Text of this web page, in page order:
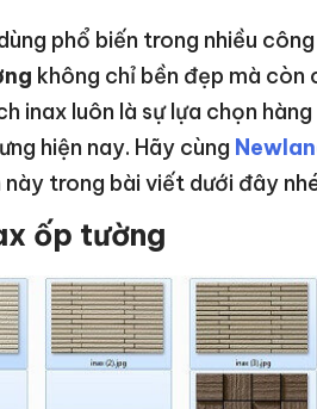
phổ biến trong nhiều
không chỉ bền đẹp mà còn
inax luôn là sự lựa chọn
hiện nay. Hãy cùng
trong bài viết dưới đây
ốp tường